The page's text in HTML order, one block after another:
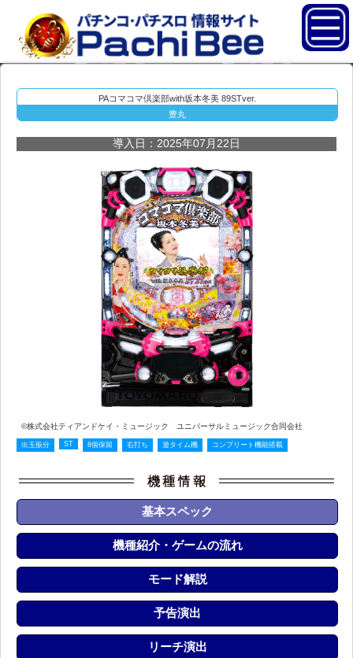
PAコマコマ倶楽部with坂本冬美 89STver.
豊丸
導入日：2025年07月22日
©株式会社ティアンドケイ・ミュージック ユニバーサルミュージック合同会社
出玉振分 ST 8個保留 右打ち 遊タイム機 コンプリート機能搭載
基本スペック
機種紹介・ゲームの流れ
モード解説
予告演出
リーチ演出